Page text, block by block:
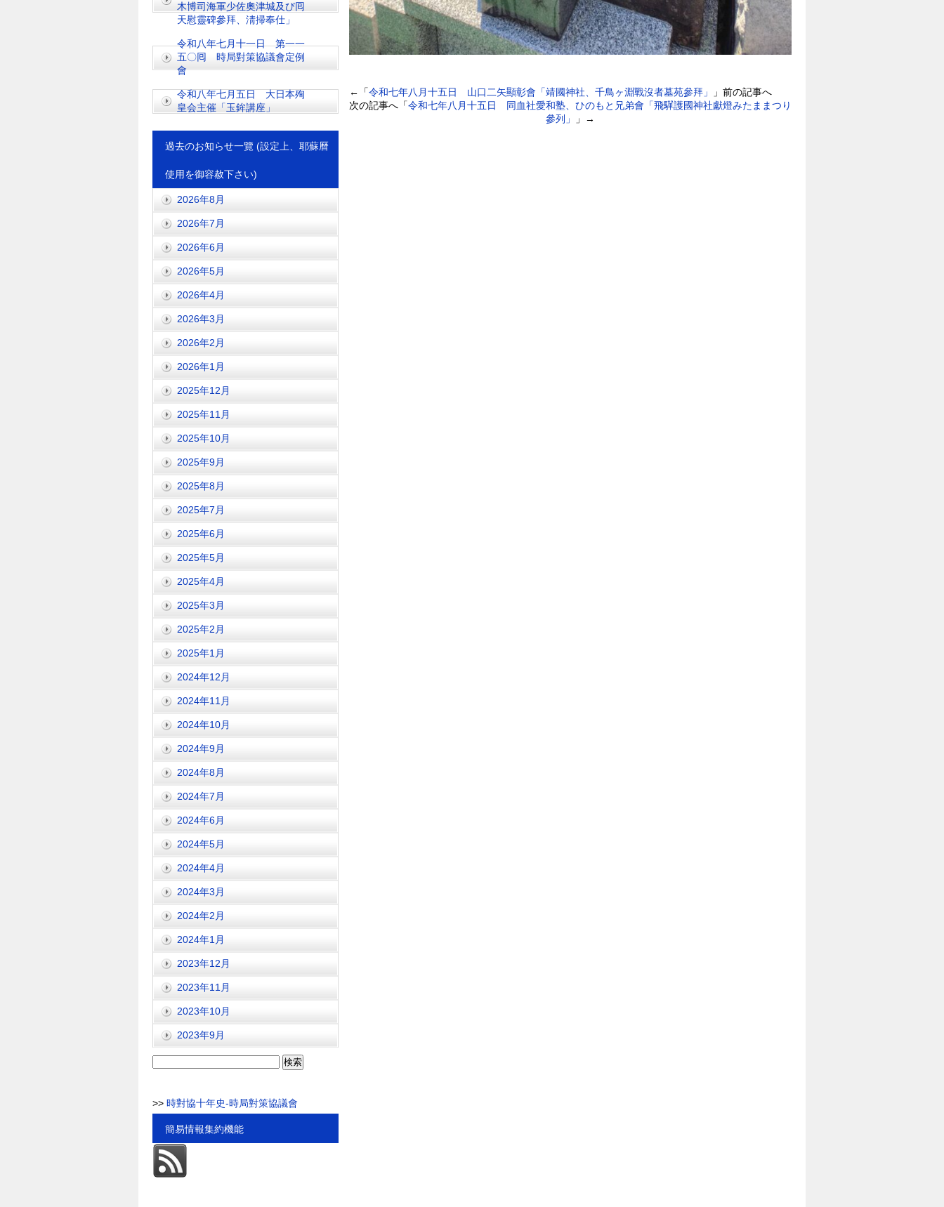
←「令和七年八月十五日 山口二矢顯彰會「靖國神社、千鳥ヶ淵戰沒者墓苑參拜」
」前の記事へ
次の記事へ「令和七年八月十五日 同血社愛和塾、ひのもと兄弟會「飛驒護國神社獻燈みたままつり
參列」
」→
木博司海軍少佐奧津城及び囘
天慰靈碑參拜、淸掃奉仕」
令和八年七月十一日 第一一
五〇囘 時局對策協議會定例
會
令和八年七月五日 大日本殉
皇会主催「玉鉾講座」
過去のお知らせ一覽 (設定上、耶蘇曆
使用を御容赦下さい)
2026年8月
2026年7月
2026年6月
2026年5月
2026年4月
2026年3月
2026年2月
2026年1月
2025年12月
2025年11月
2025年10月
2025年9月
2025年8月
2025年7月
2025年6月
2025年5月
2025年4月
2025年3月
2025年2月
2025年1月
2024年12月
2024年11月
2024年10月
2024年9月
2024年8月
2024年7月
2024年6月
2024年5月
2024年4月
2024年3月
2024年2月
2024年1月
2023年12月
2023年11月
2023年10月
2023年9月
>> 時對協十年史-時局對策協議會
簡易情報集約機能